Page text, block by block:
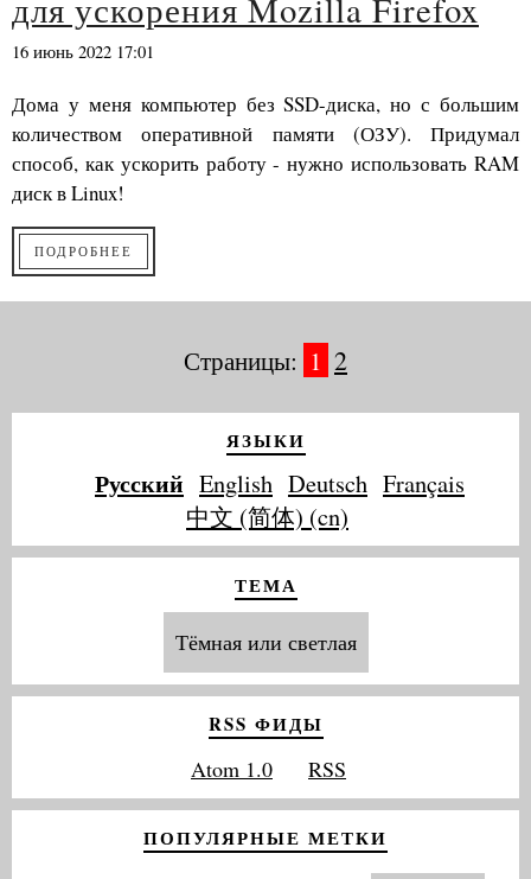
для ускорения Mozilla Firefox
16 июнь 2022 17:01
Дома у меня компьютер без SSD-диска, но с большим
количеством оперативной памяти (ОЗУ). Придумал
способ, как ускорить работу - нужно использовать RAM
диск в Linux!
ПОДРОБНЕЕ
Страницы: 1 2
ЯЗЫКИ
Русский English Deutsch Français
中文 (简体) (cn)
ТЕМА
Тёмная или светлая
RSS ФИДЫ
Atom 1.0 RSS
ПОПУЛЯРНЫЕ МЕТКИ